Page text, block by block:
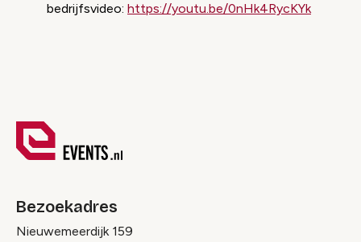
bedrijfsvideo: https://youtu.be/0nHk4RycKYk
Bezoekadres
Nieuwemeerdijk 159